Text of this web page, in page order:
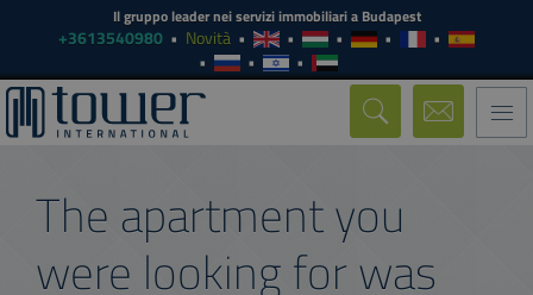
Il gruppo leader nei servizi immobiliari a Budapest
+3613540980 Novità
The apartment you
were looking for was